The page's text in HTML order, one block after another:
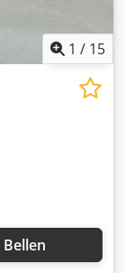
1 / 15
Bellen